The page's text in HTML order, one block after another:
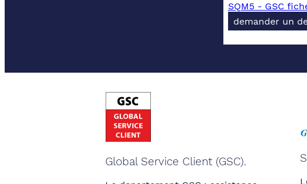
SQM5 - GSC
demander un
Global Service Client (GSC).